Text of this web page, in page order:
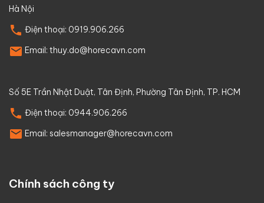
Hà Nội
Điện thoại: 0919.906.266
Email: thuy.do@horecavn.com
Số 5E Trần Nhật Duật, Tân Định, Phường Tân Định, TP. HCM
Điện thoại: 0944.906.266
Email: salesmanager@horecavn.com
Chính sách công ty